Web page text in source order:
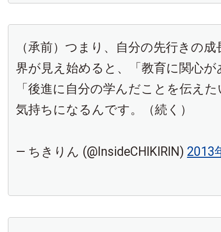
（承前）つまり、自分の先行きの
界が見え始めると、「教育に関心
「後進に自分の学んだことを伝え
気持ちになるんです。（続く）
— ちきりん (@InsideCHIKIRIN) 2013